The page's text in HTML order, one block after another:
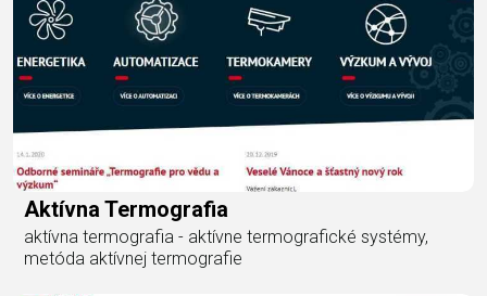
Aktívna Termografia
aktívna termografia - aktívne termografické systémy,
metóda aktívnej termografie